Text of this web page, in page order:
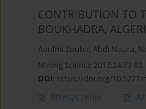
CONTRIBUTION TO
BOUKHADRA,
Aoulmi Zoubir, Abdi Noura,
Mining Science 2017;24:73-83
DOI: https://doi.org/10.5277/
Streszczenie